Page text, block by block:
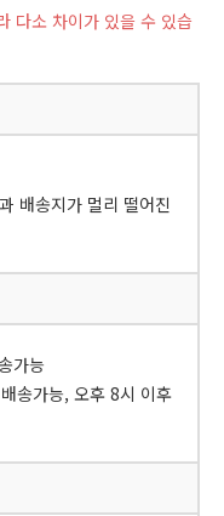
다소 차이가 있을 수 있습
배송지가 멀리 떨어진
가능
송가능, 오후 8시 이후